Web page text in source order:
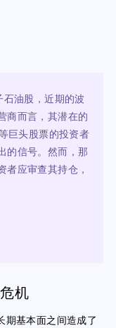
油股，近期的波
商而言，其潜在的
巨头股票的投资者
的信号。然而，那
者应审查其持仓，
机
期基本面之间造成了